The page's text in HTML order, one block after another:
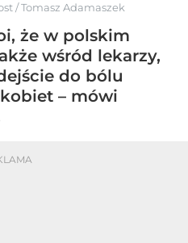
/Tomasz Adamaszek
że w polskim
wśród lekarzy,
do bólu
– mówi